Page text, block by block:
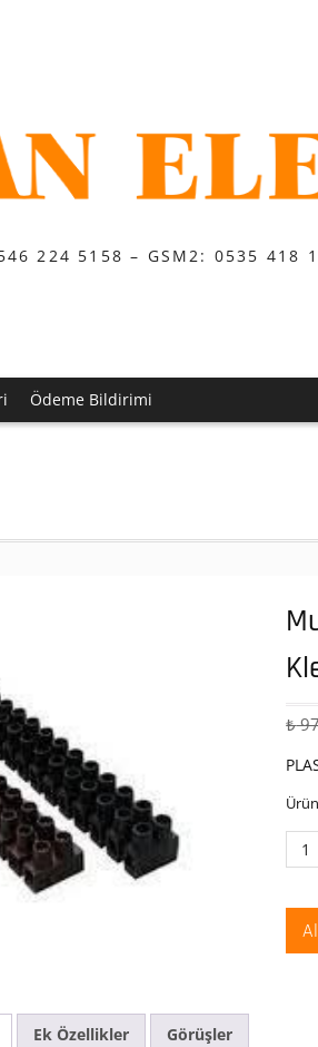
224 5158 – GSM2: 0535
Ödeme Bildirimi
₺
:
Sıra
Ek Özellikler Görüşler